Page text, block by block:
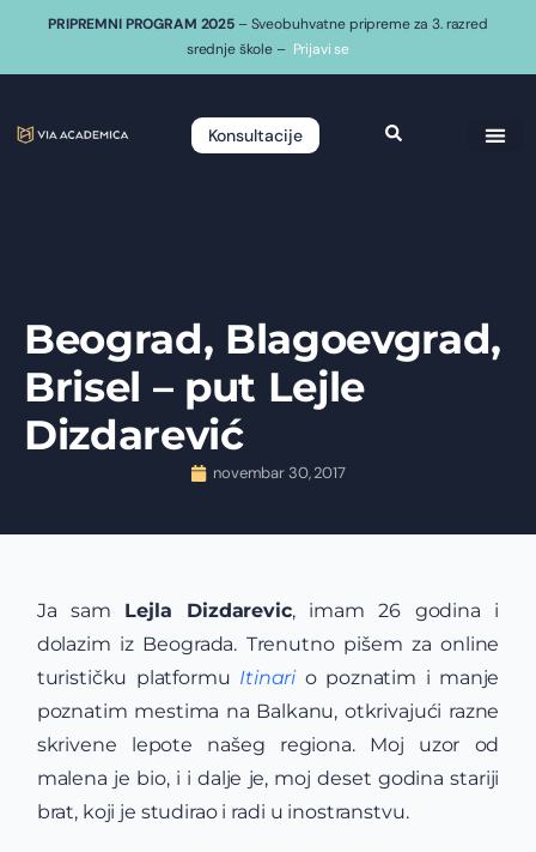
PRIPREMNI PROGRAM 2025 – Sveobuhvatne pripreme za 3. razred
srednje škole – Prijavi se
Konsultacije
Beograd, Blagoevgrad,
Brisel – put Lejle
Dizdarević
novembar 30, 2017
Ja sam Lejla Dizdarevic, imam 26 godina i
dolazim iz Beograda. Trenutno pišem za online
turističku platformu Itinario poznatim i manje
poznatim mestima na Balkanu, otkrivajući razne
skrivene lepote našeg regiona. Moj uzor od
malena je bio, i i dalje je, moj deset godina stariji
brat, koji je studirao i radi u inostranstvu.